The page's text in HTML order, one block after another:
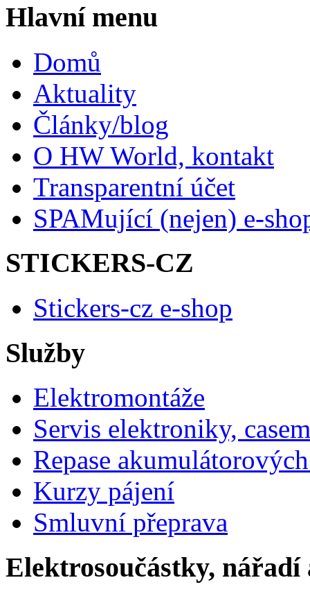
Hlavní menu
Domů
Aktuality
Články/blog
O HW World, kontakt
Transparentní účet
SPAMující (nejen) e-
STICKERS-CZ
Stickers-cz e-shop
Služby
Elektromontáže
Servis elektroniky,
Repase
Kurzy pájení
Smluvní přeprava
Elektrosoučástky, nářadí